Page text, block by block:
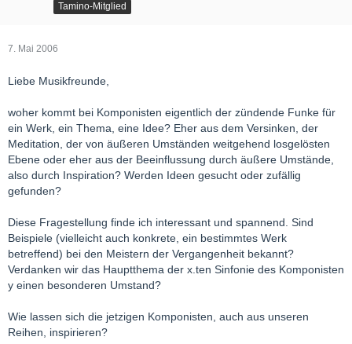
Tamino-Mitglied
7. Mai 2006
Liebe Musikfreunde,
woher kommt bei Komponisten eigentlich der zündende Funke für
ein Werk, ein Thema, eine Idee? Eher aus dem Versinken, der
Meditation, der von äußeren Umständen weitgehend losgelösten
Ebene oder eher aus der Beeinflussung durch äußere Umstände,
also durch Inspiration? Werden Ideen gesucht oder zufällig
gefunden?
Diese Fragestellung finde ich interessant und spannend. Sind
Beispiele (vielleicht auch konkrete, ein bestimmtes Werk
betreffend) bei den Meistern der Vergangenheit bekannt?
Verdanken wir das Hauptthema der x.ten Sinfonie des Komponisten
y einen besonderen Umstand?
Wie lassen sich die jetzigen Komponisten, auch aus unseren
Reihen, inspirieren?